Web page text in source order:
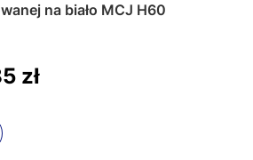
na biało MCJ H60
zł